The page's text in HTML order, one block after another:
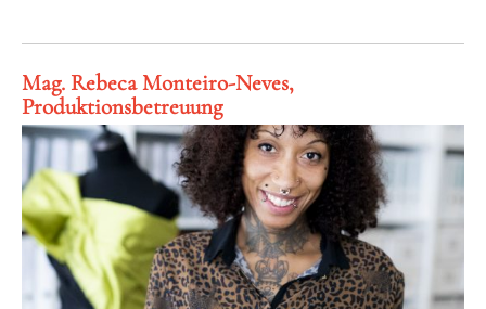
Mag. Rebeca Monteiro-Neves,
Produktionsbetreuung